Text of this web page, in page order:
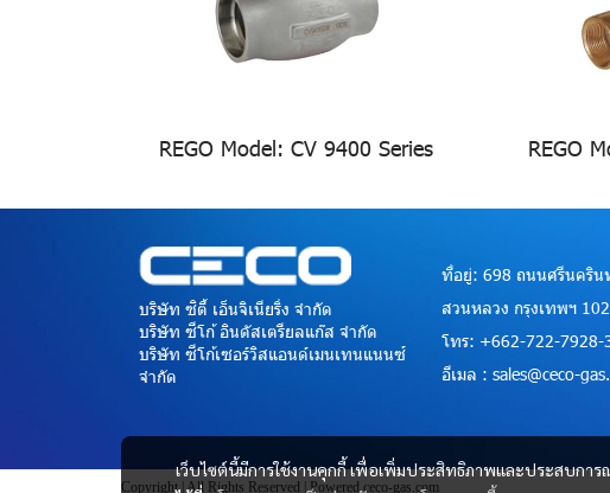
REGO Model: CV 9400 Series REGO
เว็บไซต์นี้มีการใช้งานคุกกี้ เพื่อเพิ่มประสิทธิภาพและประสบการ
บริษัท ซิตี้ เอ็นจิเนียริ่ง จำกัด
บริษัท ซีโก้ อินดัสเตรียลแก๊ส จำกัด
บริษัท ซีโก้เซอร์วิสแอนด์เมนเทนแนนซ์
จำกัด
ที่อยู่: 698 ถนนศรีนคริน
สวนหลวง กรุงเทพฯ
โทร: +662-722-7928-
อีเมล : sales@ceco-
Copyright | All Rights Reserved | Powered ceco-gas.com